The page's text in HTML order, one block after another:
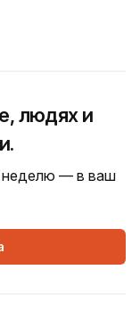
людях и
неделю — в ваш